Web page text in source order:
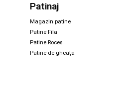
Patinaj
Magazin patine
Patine Fila
Patine Roces
Patine de gheață